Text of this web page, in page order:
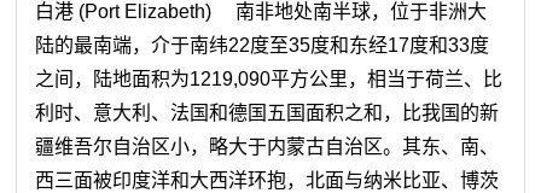
白港 (Port Elizabeth) 南非地处南半球，位于非洲大
陆的最南端，介于南纬22度至35度和东经17度和33度
之间，陆地面积为1219,090平方公里，相当于荷兰、比
利时、意大利、法国和德国五国面积之和，比我国的新
疆维吾尔自治区小，略大于内蒙古自治区。其东、南、
西三面被印度洋和大西洋环抱，北面与纳米比亚、博茨